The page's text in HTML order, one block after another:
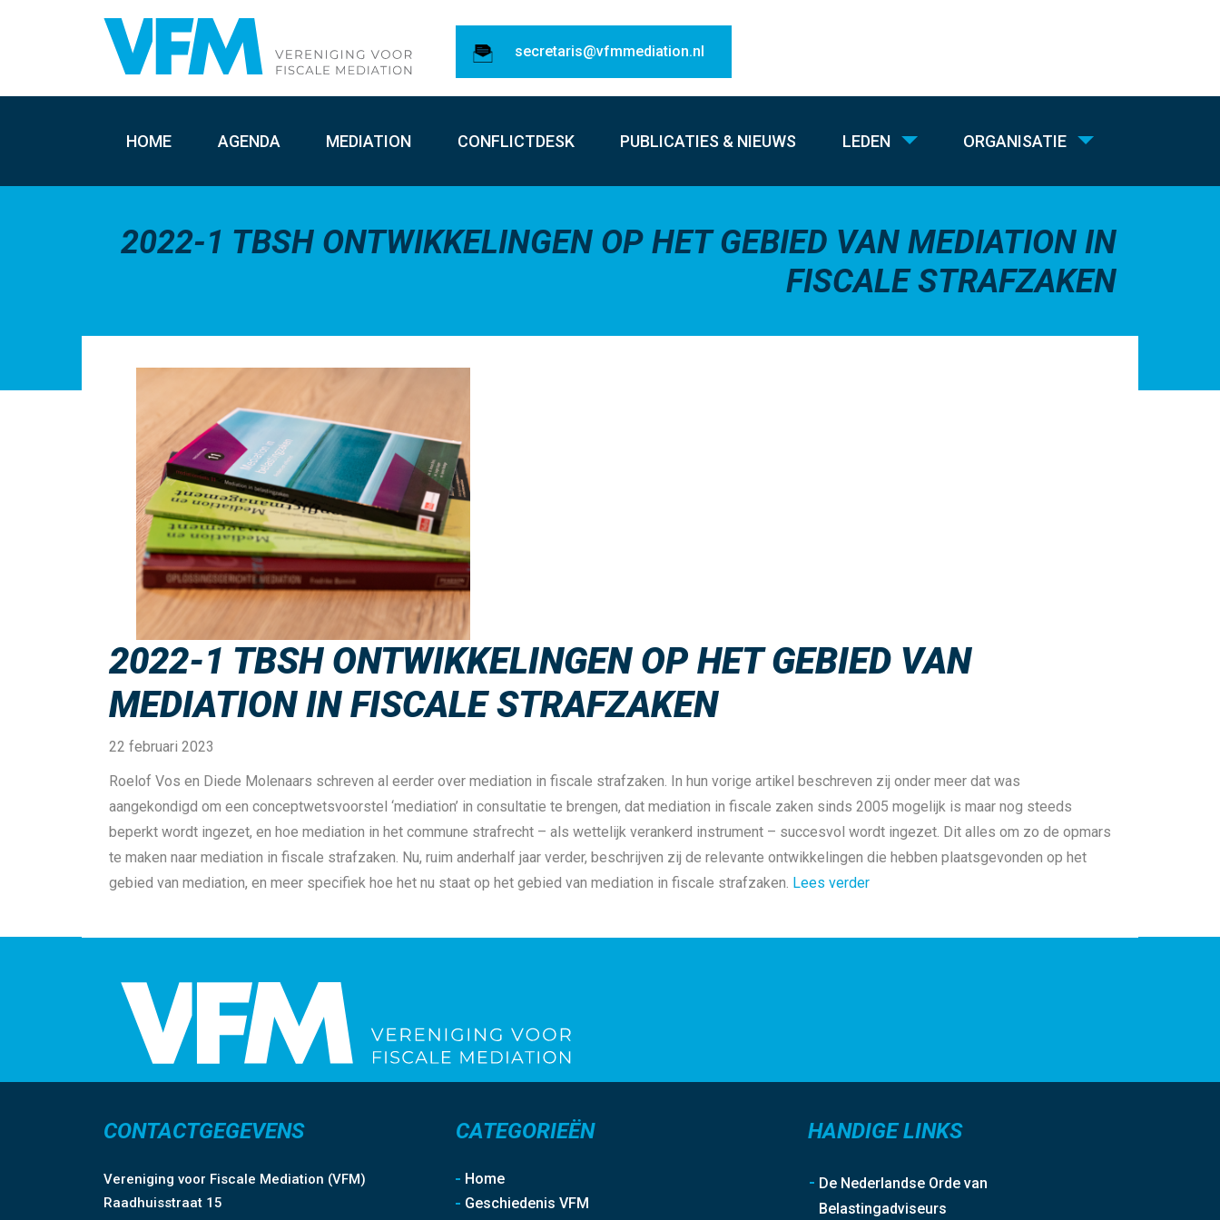
secretaris@vfmmediation.nl
HOME AGENDA MEDIATION CONFLICTDESK PUBLICATIES & NIEUWS LEDEN ORGANISATIE
2022-1 TBSH ONTWIKKELINGEN OP HET GEBIED VAN MEDIATION IN
FISCALE STRAFZAKEN
2022-1 TBSH ONTWIKKELINGEN OP HET GEBIED VAN
MEDIATION IN FISCALE STRAFZAKEN
22 februari 2023
Roelof Vos en Diede Molenaars schreven al eerder over mediation in fiscale strafzaken. In hun vorige artikel beschreven zij onder meer dat was
aangekondigd om een conceptwetsvoorstel ‘mediation’ in consultatie te brengen, dat mediation in fiscale zaken sinds 2005 mogelijk is maar nog steeds
beperkt wordt ingezet, en hoe mediation in het commune strafrecht – als wettelijk verankerd instrument – succesvol wordt ingezet. Dit alles om zo de opmars
te maken naar mediation in fiscale strafzaken. Nu, ruim anderhalf jaar verder, beschrijven zij de relevante ontwikkelingen die hebben plaatsgevonden op het
gebied van mediation, en meer specifiek hoe het nu staat op het gebied van mediation in fiscale strafzaken. Lees verder
CONTACTGEGEVENS
Vereniging voor Fiscale Mediation (VFM)
Raadhuisstraat 15
CATEGORIEËN
Home
Geschiedenis VFM
HANDIGE LINKS
De Nederlandse Orde van
Belastingadviseurs